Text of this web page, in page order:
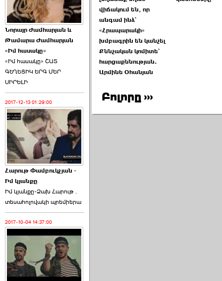
Որպես ընդդիմադիր
ընտրող՝ ›››
Նորայր Ժամհարյան և
Թամարա Ժամհարյան
«Իմ հասակը»
«Իմ հասակը» ՇԱՏ
ԳԵՂԵՑԻԿ ԵՐԳ ՄԵՐ
ՍԻՐԵԼԻ
2017-12-13 01:29:00
Հարութ Փամբուկչյան -
Իմ կյանքը
Իմ կյանքը-Ձախ Հարnւթ․
տեuաhnլnվակի պրեմիերա
2017-10-04 14:37:00
վիճակում են, որ
անգամ ինձ`
«Հրապարակի»
խմբագրին են կանչել
Քննչական կոմիտե`
հարցաքննության.
Արմինե Օհանյան
Բոլորը ›››